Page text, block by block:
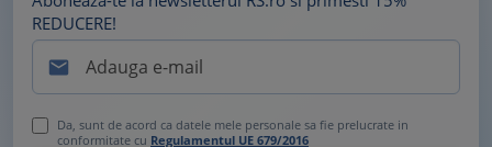
REDUCERE!

Da, sunt de acord ca datele mele personale sa fie prelucrate in
conformitate cu Regulamentul UE 679/2016